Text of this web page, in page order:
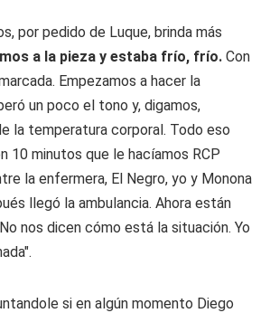
por pedido de Luque, brinda más
a la pieza y estaba frío, frío. Con
Empezamos a hacer la
un poco el tono y, digamos,
la temperatura corporal. Todo eso
10 minutos que le hacíamos RCP
la enfermera, El Negro, yo y Monona
llegó la ambulancia. Ahora están
nos dicen cómo está la situación. Yo
si en algún momento Diego